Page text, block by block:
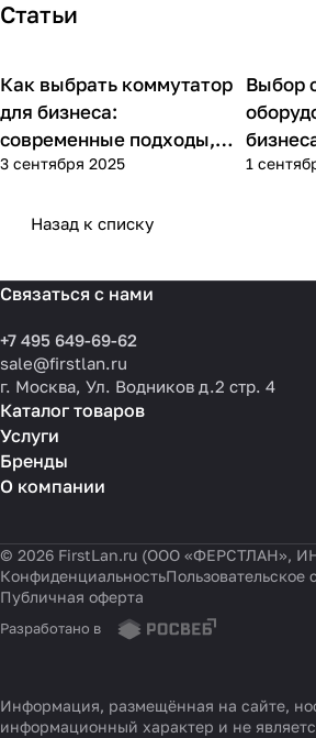
Статьи
Советы покупателям
Как выбрать коммутатор
для бизнеса:
современные подходы,
практика применения и
3 сентября 2025
Выбор
1
Назад к списку
Связаться с нами
+7 495 649-69-62
sale@firstlan.ru
г. Москва, Ул. Водников д.2 стр. 4
Каталог товаров
Услуги
Бренды
О компании
© 2026 FirstLan.ru (ООО «ФЕРСТЛАН»,
КонфиденциальностьПользовательское
Публичная оферта
Разработано в
Информация, размещённая на сайте,
информационный характер и не